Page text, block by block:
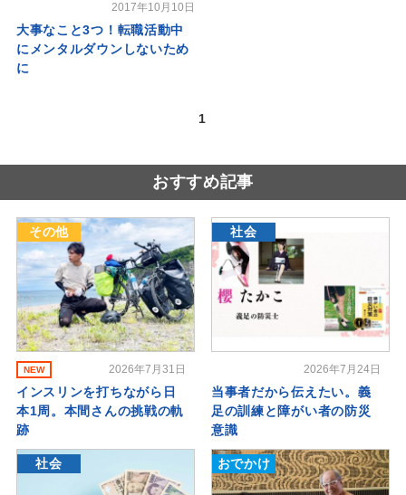
2017年10月10日
大事なこと3つ！転職活動中
にメンタルダウンしないため
に
1
おすすめ記事
その他
NEW 2026年7月31日
インスリンを打ちながら日
本1周。本間さんの挑戦の軌
跡
社会
2026年7月24日
当事者だから伝えたい。義
足の訓練と障がい者の防災
意識
社会 おでかけ